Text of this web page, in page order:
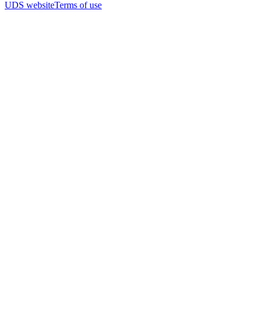
UDS websiteTerms of use